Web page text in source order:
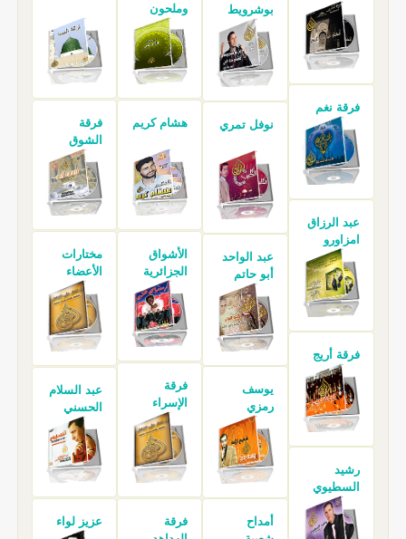
فرقة نغم
عبد الرزاق
امزاورو
فرقة أريج
رشيد
السطيوي
بوشرويط
نوفل تمري
عبد الواحد
أبو حاتم
يوسف
رمزي
أمداح
وملحون
هشام كريم
الأشواق
الجزائرية
فرقة
الإسراء
فرقة
فرقة
الشوق
مختارات
الأعضاء
عبد السلام
الحسني
عزيز لواء